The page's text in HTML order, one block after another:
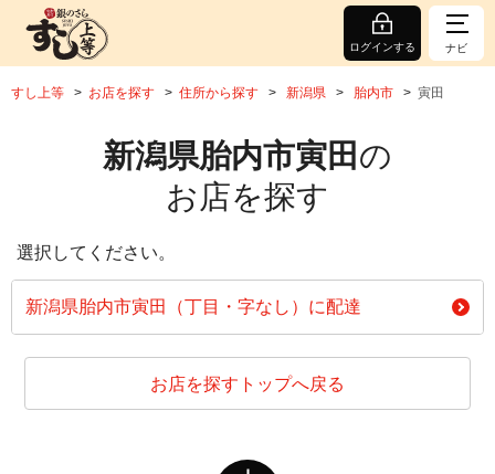
ログインする ナビ
すし上等 お店を探す 住所から探す 新潟県 胎内市 寅田
新潟県胎内市寅田 の
お店を探す
選択してください。
新潟県胎内市寅田（丁目・字なし）に配達
お店を探すトップへ戻る